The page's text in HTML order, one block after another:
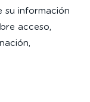
su información
acceso,